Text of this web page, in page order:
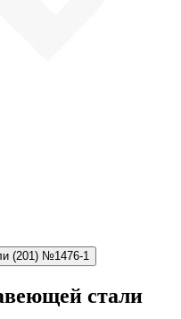
стали